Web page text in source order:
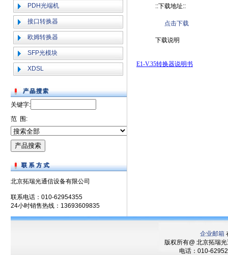
PDH光端机
接口转换器
欧姆转换器
SFP光模块
XDSL
关键字:
范 围:
北京拓瑞光通信设备有限公司
联系电话：010-62954355
24小时销售热线：13693609835
::下载地址::
点击下载
下载说明
E1-V.35转换器说明书
企业邮箱
版权所有@ 北京拓瑞
电话：010-